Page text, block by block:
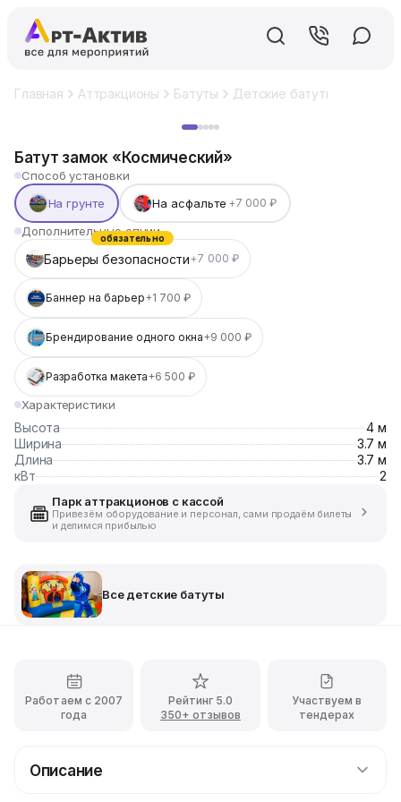
Главная Аттракционы Батуты Детские батуты
Батут замок «Космический»
Способ установки
На грунте
На асфальте +7 000 ₽
Дополнительные опции
Барьеры безопасности+7 000 ₽
обязательно
Баннер на барьер+1 700 ₽
Брендирование одного окна+9 000 ₽
Разработка макета+6 500 ₽
Характеристики
Высота
4 м
Ширина
3.7 м
Длина
3.7 м
кВт
2
Парк аттракционов с кассой
Привезём оборудование и персонал, сами продаём билеты
и делимся прибылью
Все детские батуты
Работаем с 2007
года
Рейтинг 5.0
350+ отзывов
Участвуем в
тендерах
Описание